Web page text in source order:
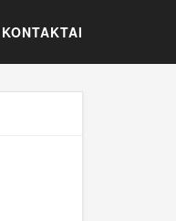
KONTAKTAI